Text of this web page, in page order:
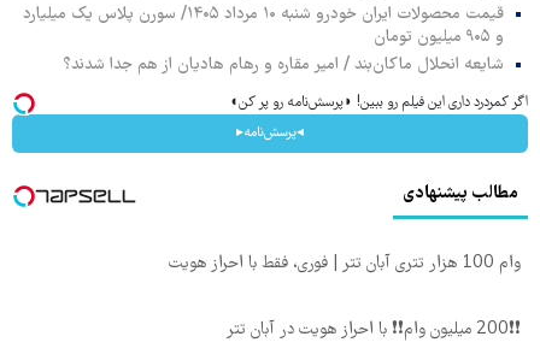
قیمت محصولات ایران خودرو شنبه ۱۰ مرداد ۱۴۰۵/ سورن پلاس یک میلیارد
و ۹۰۵ میلیون تومان
شایعه انحلال ماکان‌بند / امیر مقاره و رهام هادیان از هم جدا شدند؟
اگر کمردرد داری این فیلم رو ببین! ◗پرسش‌نامه رو پر کن◖
◂پرسش‌نامه▸
مطالب پیشنهادی
وام 100 هزار تتری آبان تتر | فوری، فقط با احراز هویت
❗❗200 میلیون وام❗❗ با احراز هویت در آبان تتر